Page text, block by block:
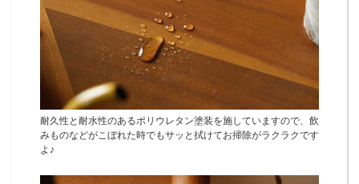
耐久性と耐水性のあるポリウレタン塗装を施していますので、飲
みものなどがこぼれた時でもサッと拭けてお掃除がラクラクです
よ♪